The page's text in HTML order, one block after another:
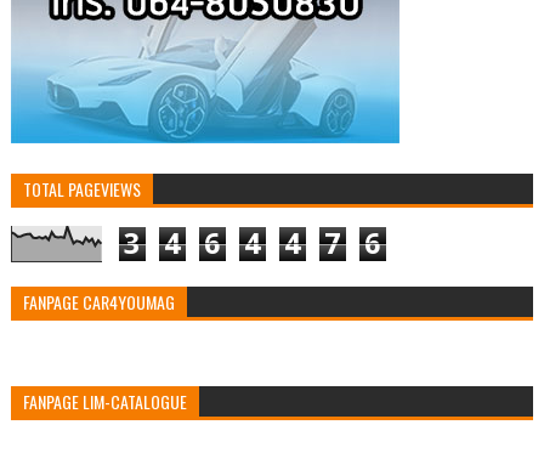
TOTAL PAGEVIEWS
3 4 6 4 4 7 6
FANPAGE CAR4YOUMAG
FANPAGE LIM-CATALOGUE